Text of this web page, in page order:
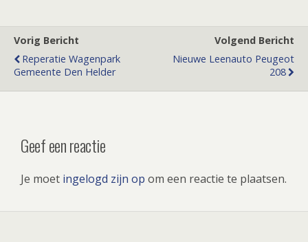
Vorig Bericht
Reperatie Wagenpark
Gemeente Den Helder
Volgend Bericht
Nieuwe Leenauto Peugeot
208
Geef een reactie
Je moet ingelogd zijn op om een reactie te plaatsen.